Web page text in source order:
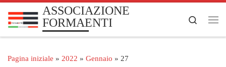
Passa al contenuto
ASSOCIAZIONE
FORMAENTI
Search
Pagina iniziale » 2022 » Gennaio » 27